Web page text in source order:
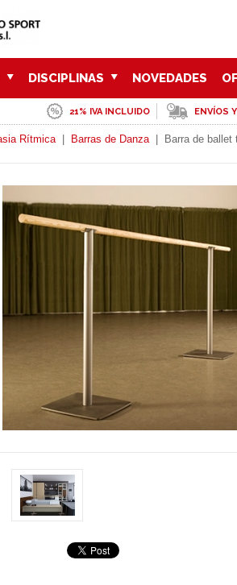
DISCIPLINAS NOVEDADES
21% IVA INCLUIDO ENVÍOS
Rítmica| Barras de Danza| Barra de ballet